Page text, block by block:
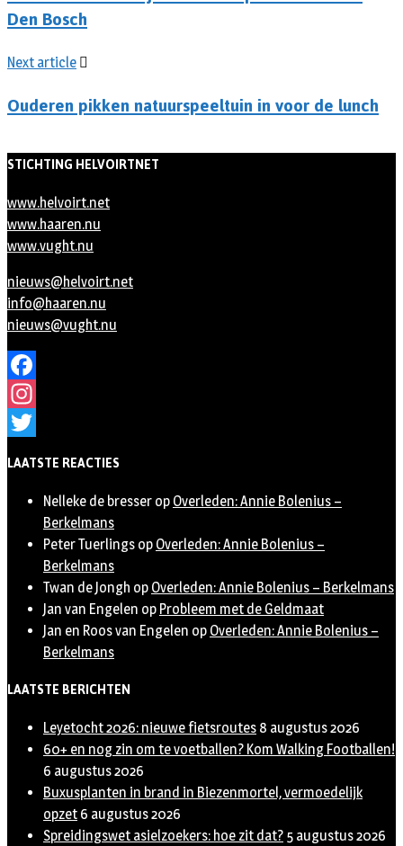
Den Bosch
Next article
Ouderen pikken natuurspeeltuin in voor de lunch
STICHTING HELVOIRTNET
www.helvoirt.net
www.haaren.nu
www.vught.nu
nieuws@helvoirt.net
info@haaren.nu
nieuws@vught.nu
Facebook
Instagram
LAATSTE REACTIES
Nelleke de bresser op Overleden: Annie Bolenius –
Berkelmans
Peter Tuerlings op Overleden: Annie Bolenius –
Berkelmans
Twan de Jongh op Overleden: Annie Bolenius – Berkelmans
Jan van Engelen op Probleem met de Geldmaat
Jan en Roos van Engelen op Overleden: Annie Bolenius –
Berkelmans
LAATSTE BERICHTEN
Leyetocht 2026: nieuwe fietsroutes 8 augustus 2026
60+ en nog zin om te voetballen? Kom Walking Footballen!
6 augustus 2026
Buxusplanten in brand in Biezenmortel, vermoedelijk
opzet 6 augustus 2026
Spreidingswet asielzoekers: hoe zit dat? 5 augustus 2026